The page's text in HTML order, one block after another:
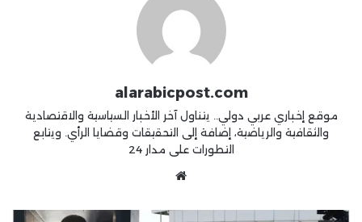
alarabicpost.com
موقع إخباري عربي دولي.. يتناول آخر الأخبار السياسية والاقتصادية
والثقافية والرياضية، إضافة إلى التحقيقات وقضايا الرأي. ويتابع
التطورات على مدار 24